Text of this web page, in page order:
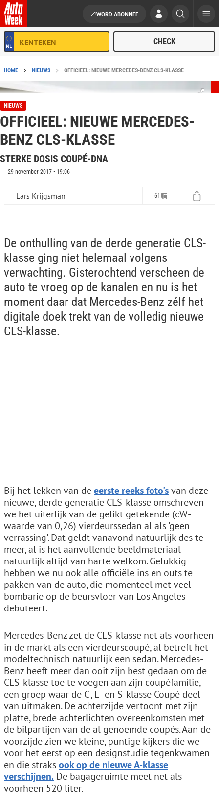
Ga naar de inhoud
WORD ABONNEE
HOME NIEUWS OFFICIEEL: NIEUWE MERCEDES-BENZ CLS-KLASSE
NIEUWS
OFFICIEEL: NIEUWE MERCEDES-
BENZ CLS-KLASSE
STERKE DOSIS COUPÉ-DNA
29 november 2017 • 19:06
Lars Krijgsman 61
De onthulling van de derde generatie CLS-
klasse ging niet helemaal volgens
verwachting. Gisterochtend verscheen de
auto te vroeg op de kanalen en nu is het
moment daar dat Mercedes-Benz zélf het
digitale doek trekt van de volledig nieuwe
CLS-klasse.
Bij het lekken van deeerste reeks foto'svan deze
nieuwe, derde generatie CLS-klasse omschreven
we het uiterlijk van de gelikt getekende (cW-
waarde van 0,26) vierdeurssedan al als 'geen
verrassing'. Dat geldt vanavond natuurlijk des te
meer, al is het aanvullende beeldmateriaal
natuurlijk altijd van harte welkom. Gelukkig
hebben we nu ook alle officiële ins en outs te
pakken van de auto, die momenteel met veel
bombarie op de beursvloer van Los Angeles
debuteert.
Mercedes-Benz zet de CLS-klasse net als voorheen
in de markt als een vierdeurscoupé, al betreft het
modeltechnisch natuurlijk een sedan. Mercedes-
Benz heeft meer dan ooit zijn best gedaan om de
CLS-klasse toe te voegen aan zijn coupéfamilie,
een groep waar de C-, E- en S-klasse Coupé deel
van uitmaken. De achterzijde vertoont met zijn
platte, brede achterlichten overeenkomsten met
de bilpartijen van de al genoemde coupés. Aan de
voorzijde zien we kleine, puntige kijkers die we
voor het eerst op een designstudie tegenkwamen
en die straksook op de nieuwe A-klasse
verschijnen. De bagageruimte meet net als
voorheen 520 liter.